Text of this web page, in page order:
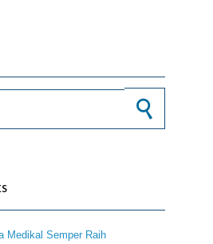
Medikal Semper Raih